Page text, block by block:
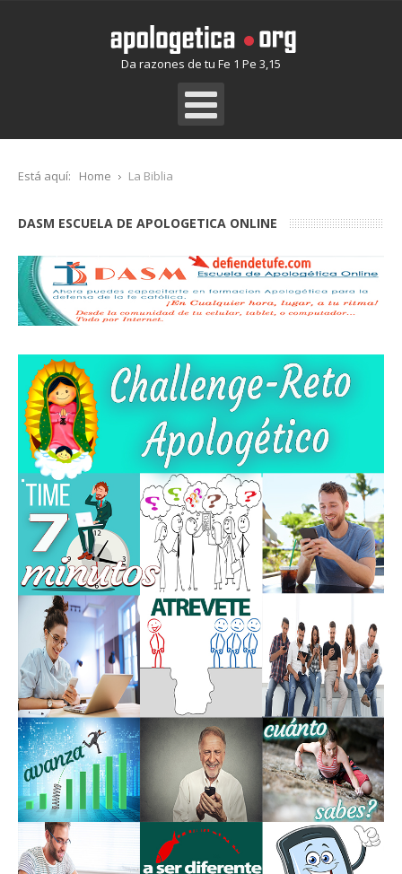
Da razones de tu Fe 1 Pe 3,15
Está aquí: Home La Biblia
DASM ESCUELA DE APOLOGETICA ONLINE